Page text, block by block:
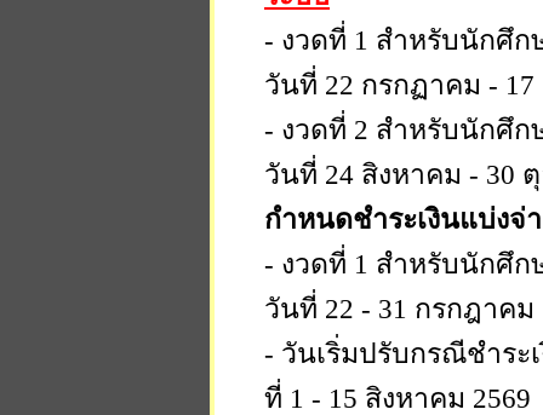
- งวดที่ 1 สำหรับนักศึ
วันที่ 22 กรกฏาคม - 17
- งวดที่ 2 สำหรับนักศึ
วันที่ 24 สิงหาคม - 30
กำหนดชำระเงินแบ่งจ่
- งวดที่ 1 สำหรับนักศึ
วันที่ 22 - 31 กรกฎาคม
- วันเริ่มปรับกรณีชำระ
ที่ 1 - 15 สิงหาคม 2569